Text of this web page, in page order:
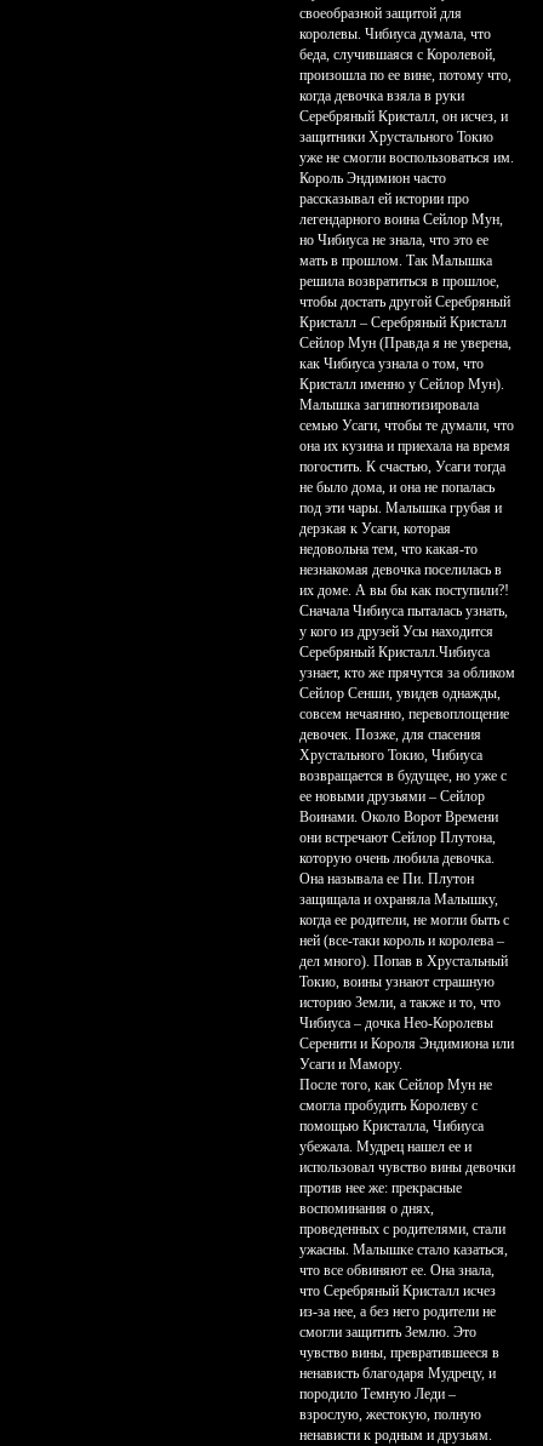
своеобразной защитой для
королевы. Чибиуса думала, что
беда, случившаяся с Королевой,
произошла по ее вине, потому что,
когда девочка взяла в руки
Серебряный Кристалл, он исчез, и
защитники Хрустального Токио
уже не смогли воспользоваться им.
Король Эндимион часто
рассказывал ей истории про
легендарного воина Сейлор Мун,
но Чибиуса не знала, что это ее
мать в прошлом. Так Малышка
решила возвратиться в прошлое,
чтобы достать другой Серебряный
Кристалл – Серебряный Кристалл
Сейлор Мун (Правда я не уверена,
как Чибиуса узнала о том, что
Кристалл именно у Сейлор Мун).
Малышка загипнотизировала
семью Усаги, чтобы те думали, что
она их кузина и приехала на время
погостить. К счастью, Усаги тогда
не было дома, и она не попалась
под эти чары. Малышка грубая и
дерзкая к Усаги, которая
недовольна тем, что какая-то
незнакомая девочка поселилась в
их доме. А вы бы как поступили?!
Сначала Чибиуса пыталась узнать,
у кого из друзей Усы находится
Серебряный Кристалл.Чибиуса
узнает, кто же прячутся за обликом
Сейлор Сенши, увидев однажды,
совсем нечаянно, перевоплощение
девочек. Позже, для спасения
Хрустального Токио, Чибиуса
возвращается в будущее, но уже с
ее новыми друзьями – Сейлор
Воинами. Около Ворот Времени
они встречают Сейлор Плутона,
которую очень любила девочка.
Она называла ее Пи. Плутон
защищала и охраняла Малышку,
когда ее родители, не могли быть с
ней (все-таки король и королева –
дел много). Попав в Хрустальный
Токио, воины узнают страшную
историю Земли, а также и то, что
Чибиуса – дочка Нео-Королевы
Серенити и Короля Эндимиона или
Усаги и Мамору.
После того, как Сейлор Мун не
смогла пробудить Королеву с
помощью Кристалла, Чибиуса
убежала. Мудрец нашел ее и
использовал чувство вины девочки
против нее же: прекрасные
воспоминания о днях,
проведенных с родителями, стали
ужасны. Малышке стало казаться,
что все обвиняют ее. Она знала,
что Серебряный Кристалл исчез
из-за нее, а без него родители не
смогли защитить Землю. Это
чувство вины, превратившееся в
ненависть благодаря Мудрецу, и
породило Темную Леди –
взрослую, жестокую, полную
ненависти к родным и друзьям.